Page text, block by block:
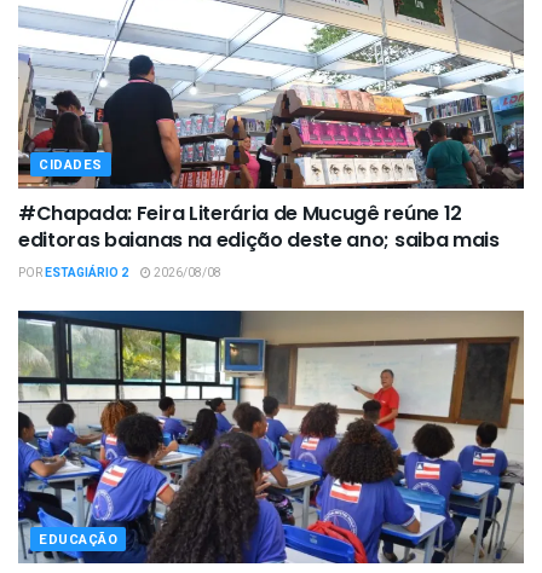
CIDADES
#Chapada: Feira Literária de Mucugê reúne 12
editoras baianas na edição deste ano; saiba mais
PORESTAGIÁRIO 2 2026/08/08
EDUCAÇÃO